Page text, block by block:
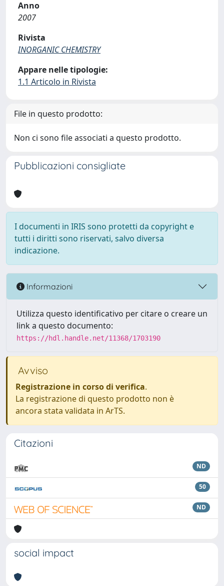
Anno
2007
Rivista
INORGANIC CHEMISTRY
Appare nelle tipologie:
1.1 Articolo in Rivista
File in questo prodotto:
Non ci sono file associati a questo prodotto.
Pubblicazioni consigliate
I documenti in IRIS sono protetti da copyright e
tutti i diritti sono riservati, salvo diversa
indicazione.
Informazioni
Utilizza questo identificativo per citare o creare un
link a questo documento:
https://hdl.handle.net/11368/1703190
Avviso
Registrazione in corso di verifica.
La registrazione di questo prodotto non è
ancora stata validata in ArTS.
Citazioni
ND
50
ND
social impact